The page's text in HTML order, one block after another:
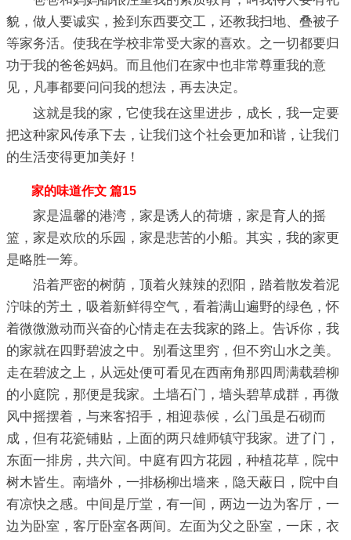
貌，做人要诚实，捡到东西要交工，还教我扫地、叠被子
等家务活。使我在学校非常受大家的喜欢。之一切都要归
功于我的爸爸妈妈。而且他们在家中也非常尊重我的意
见，凡事都要问问我的想法，再去决定。
这就是我的家，它使我在这里进步，成长，我一定要
把这种家风传承下去，让我们这个社会更加和谐，让我们
的生活变得更加美好！
家的味道作文 篇15
家是温馨的港湾，家是诱人的荷塘，家是育人的摇
篮，家是欢欣的乐园，家是悲苦的小船。其实，我的家更
是略胜一筹。
沿着严密的树荫，顶着火辣辣的烈阳，踏着散发着泥
泞味的芳土，吸着新鲜得空气，看着满山遍野的绿色，怀
着微微激动而兴奋的心情走在去我家的路上。告诉你，我
的家就在四野碧波之中。别看这里穷，但不穷山水之美。
走在碧波之上，从远处便可看见在西南角那四周满载碧柳
的小庭院，那便是我家。土墙石门，墙头碧草成群，再微
风中摇摆着，与来客招手，相迎恭候，么门虽是石砌而
成，但有花瓷铺贴，上面的两只雄师镇守我家。进了门，
东面一排房，共六间。中庭有四方花园，种植花草，院中
树木皆生。南墙外，一排杨柳出墙来，隐天蔽日，院中自
有凉快之感。中间是厅堂，有一间，两边一边为客厅，一
边为卧室，客厅卧室各两间。左面为父之卧室，一床，衣